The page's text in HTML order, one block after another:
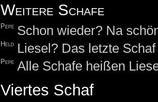
Weitere Schafe
Pepe Schon wieder? Na
Held Liesel? Das letzte
Pepe Alle Schafe heißen
Viertes Schaf